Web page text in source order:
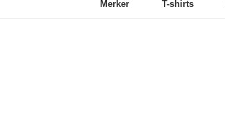
Merker T-shirts